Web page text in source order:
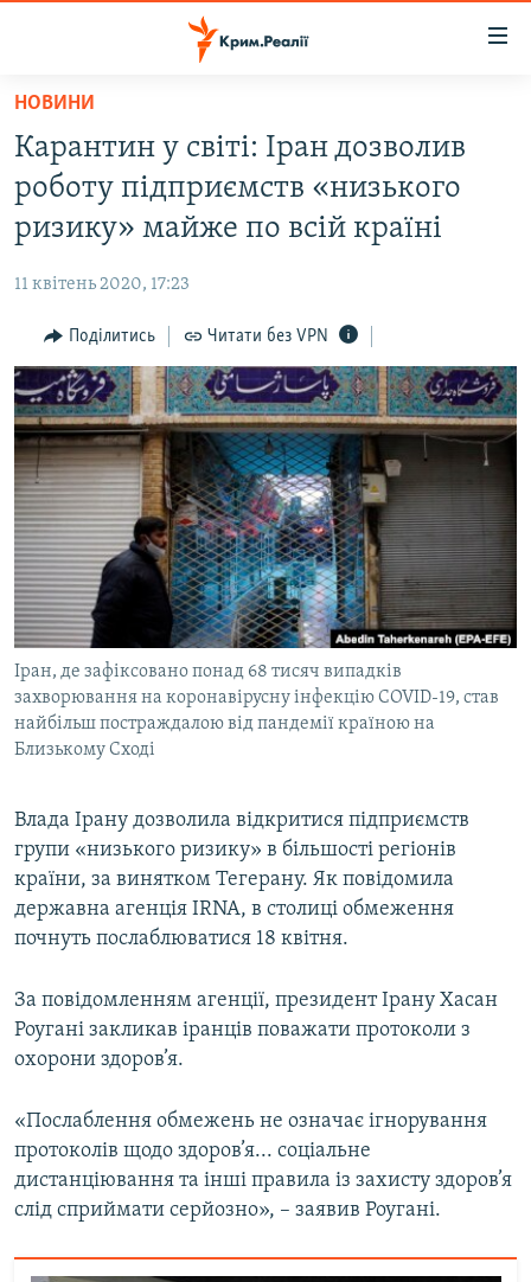
Перейти
основного
матеріалу
Перейти
до
основної
Перейти
до
пошуку
ВОДА.КРИМ
ВІДЕО ТА ФОТО
БЛОГИ
ПОГЛЯД
ІНТЕРВ'Ю
ВСЕ ЗА ДЕНЬ
СПЕЦПРОЕКТИ
ДЕПОРТАЦІЯ
ВІДЕОУРОКИ «ELIFBE»
СВІДЧЕННЯ ОКУПАЦІЇ
УКРАЇНСЬКА ПРОБЛЕМА КРИМУ
ІНФОГРАФІКА
ЯК ОБІЙТИ БЛОКУВАННЯ
Русский
Qırımtatar
ДОЛУЧАЙСЯ!
НОВИНИ
Карантин у світі: Іран дозволив
роботу підприємств «низького
ризику» майже по всій країні
11 квітень 2020, 17:23
Поділитись Читати без VPN
Іран, де зафіксовано понад 68 тисяч випадків
захворювання на коронавірусну інфекцію COVID-19, став
найбільш постраждалою від пандемії країною на
Близькому Сході
Влада Ірану дозволила відкритися підприємств
групи «низького ризику» в більшості регіонів
країни, за винятком Тегерану. Як повідомила
державна агенція IRNA, в столиці обмеження
почнуть послаблюватися 18 квітня.
За повідомленням агенції, президент Ірану Хасан
Роугані закликав іранців поважати протоколи з
охорони здоров’я.
«Послаблення обмежень не означає ігнорування
протоколів щодо здоров’я... соціальне
дистанціювання та інші правила із захисту здоров’я
слід сприймати серйозно», – заявив Роугані.